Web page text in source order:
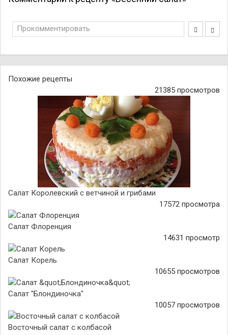
Прокомментировать
Похожие рецепты
21385 просмотров
Салат Королевский с ветчиной и грибами
17572 просмотра
Салат Флоренция
14631 просмотр
Салат Корель
10655 просмотров
Салат "Блондиночка"
10057 просмотров
Восточный салат с колбасой